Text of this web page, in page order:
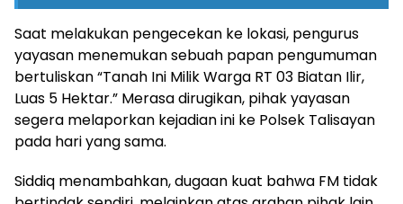
Saat melakukan pengecekan ke lokasi, pengurus
yayasan menemukan sebuah papan pengumuman
bertuliskan “Tanah Ini Milik Warga RT 03 Biatan Ilir,
Luas 5 Hektar.” Merasa dirugikan, pihak yayasan
segera melaporkan kejadian ini ke Polsek Talisayan
pada hari yang sama.
Siddiq menambahkan, dugaan kuat bahwa FM tidak